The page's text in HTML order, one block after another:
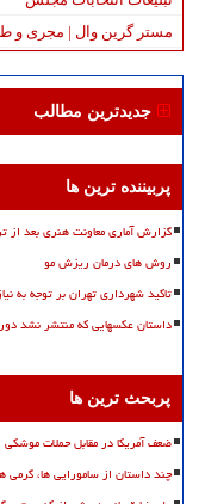
مستر گرین وال | مجری و
جدیدترین مطالب
پربیننده ترین ها
گزارش آماری معاونت هنری بعد از ترک مخاصمه
روش های درمان ریزش مو
تاکید شهرداری تهران بر توجه به
داستان عکسهایی که منتشر نشد
پربحث ترین ها
ضعف آمریکا در مقابل حملات
چند داستان از سامورایی ها،